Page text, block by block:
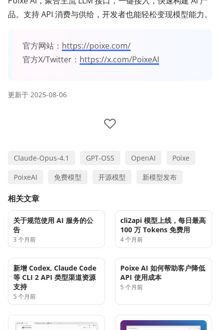
品。支持 API 消费与供给，开发者也能轻松变现模型能力。
官方网站： https://poixe.com/
官方X/Twitter： https://x.com/PoixeAI
更新于 2025-08-06
Claude-Opus-4.1 GPT-OSS OpenAI Poixe
PoixeAI 免费模型 开源模型 新模型发布
相关文章
关于规范使用 AI 服务的公
告
3 个月前
cli2api 模型上线，每日最高
100 万 Tokens 免费用
4 个月前
新增 Codex, Claude Code
等 CLI 2 API 类型渠道资源
支持
5 个月前
Poixe AI 如何帮助客户降低
API 使用成本
5 个月前